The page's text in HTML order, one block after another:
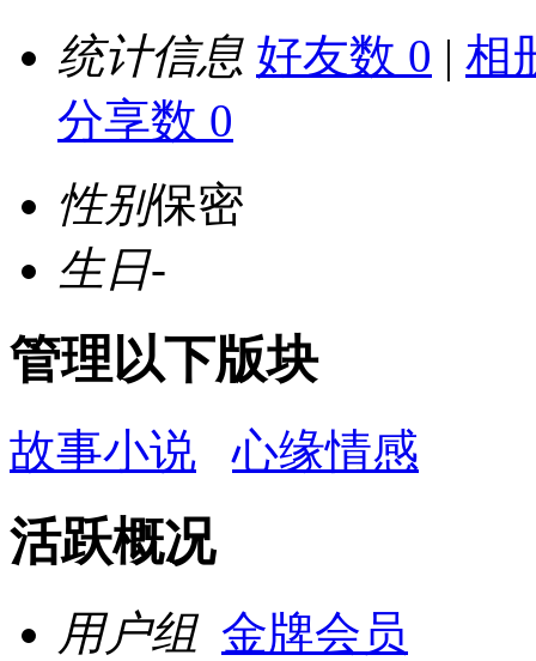
统计信息 好友数 0 | 相
分享数 0
性别保密
生日-
管理以下版块
故事小说 心缘情感
活跃概况
用户组 金牌会员